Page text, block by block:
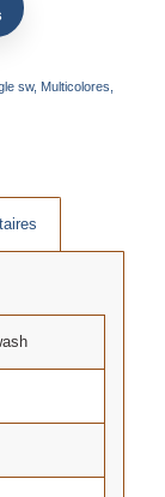
sw, Multicolores,